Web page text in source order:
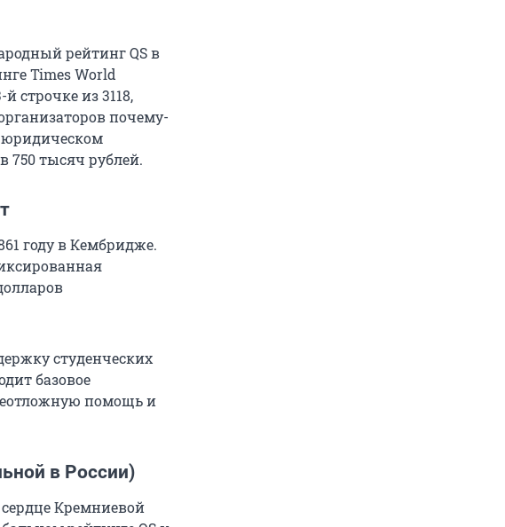
рейтинг QS в
Times World
йстрочке из 3118,
почему-
юридическом
750тысяч рублей.
году в Кембридже.
студенческих
базовое
помощь и
в России)
Кремниевой